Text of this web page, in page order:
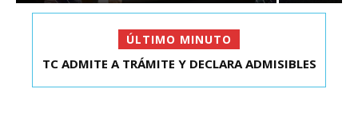
ÚLTIMO MINUTO
EXDIPUTADO LAVÍN SALIÓ DE CAPITÁN YÁBER